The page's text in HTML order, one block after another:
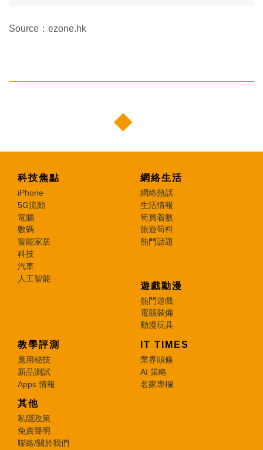
Source：ezone.hk
科技焦點
iPhone
5G流動
電腦
數碼
智能家居
科技
汽車
人工智能
網絡生活
網絡熱話
生活情報
筍買着數
旅遊筍料
熱門話題
遊戲動漫
熱門遊戲
電競裝備
動漫玩具
教學評測
應用秘技
新品測試
Apps 情報
IT TIMES
業界頭條
AI 策略
名家專欄
其他
私隱政策
免責聲明
聯絡/關於我們